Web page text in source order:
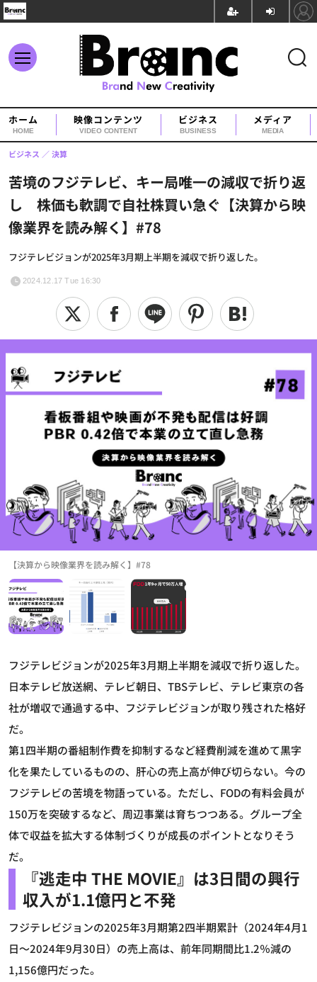
ホーム
HOME
映像コンテンツ
VIDEO CONTENT
ビジネス
BUSINESS
メディア
MEDIA
苦境のフジテレビ、キー局唯一の減収で折り返
し 株価も軟調で自社株買い急ぐ【決算から映
像業界を読み解く】#78
フジテレビジョンが2025年3月期上半期を減収で折り返した。
ビジネス 決算
2024.12.17 Tue 16:30
【決算から映像業界を読み解く】#78
フジテレビジョンが2025年3月期上半期を減収で折り返した。
日本テレビ放送網、テレビ朝日、TBSテレビ、テレビ東京の各
社が増収で通過する中、フジテレビジョンが取り残された格好
だ。
第1四半期の番組制作費を抑制するなど経費削減を進めて黒字
化を果たしているものの、肝心の売上高が伸び切らない。今の
フジテレビの苦境を物語っている。ただし、FODの有料会員が
150万を突破するなど、周辺事業は育ちつつある。グループ全
体で収益を拡大する体制づくりが成長のポイントとなりそう
だ。
『逃走中 THE MOVIE』は3日間の興行
収入が1.1億円と不発
フジテレビジョンの2025年3月期第2四半期累計（2024年4月1
日～2024年9月30日）の売上高は、前年同期間比1.2％減の
1,156億円だった。